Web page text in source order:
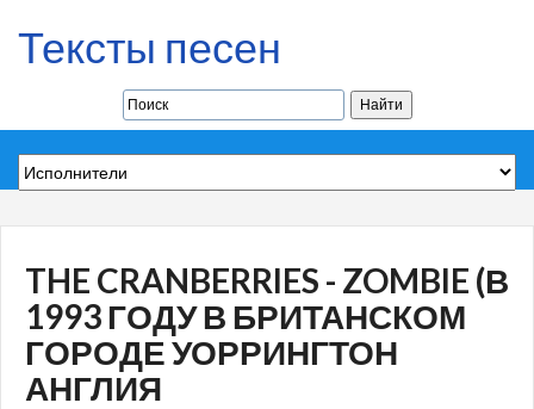
Тексты песен
THE CRANBERRIES - ZOMBIE (В
1993 ГОДУ В БРИТАНСКОМ
ГОРОДЕ УОРРИНГТОН
АНГЛИЯ